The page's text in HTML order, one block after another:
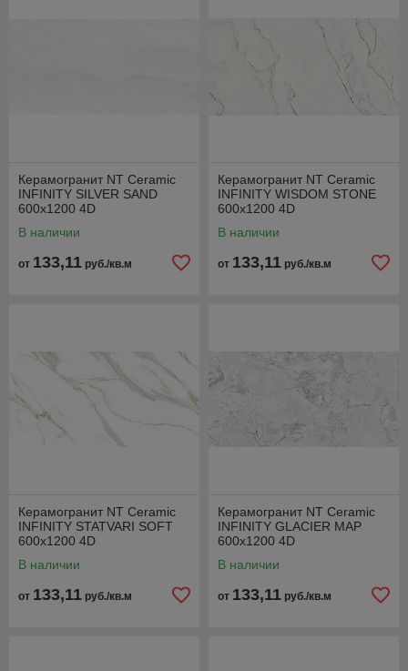
Керамогранит NT Ceramic
INFINITY SILVER SAND
600x1200 4D
В наличии
от 133,11 руб./кв.м
Керамогранит NT Ceramic
INFINITY WISDOM STONE
600x1200 4D
В наличии
от 133,11 руб./кв.м
Керамогранит NT Ceramic
INFINITY STATVARI SOFT
600x1200 4D
В наличии
от 133,11 руб./кв.м
Керамогранит NT Ceramic
INFINITY GLACIER MAP
600x1200 4D
В наличии
от 133,11 руб./кв.м